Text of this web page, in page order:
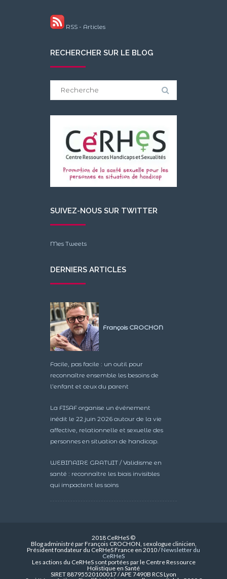
RSS - Articles
RECHERCHER SUR LE BLOG
SUIVEZ-NOUS SUR TWITTER
Mes Tweets
DERNIERS ARTICLES
François CROCHON
Facile, pas facile : un outil pour
reconnaître ensemble les besoins de
l’enfant et ceux du parent
La FISAF organise un événement
inédit le 22 juin 2026 autour de la vie
affective, relationnelle et sexuelle des
personnes en situation de handicap.
WEBINAIRE GRATUIT / Validisme en
santé : reconnaître les biais invisibles
qui impactent les soins
2018 CeRHeS ©
Blog administré par François CROCHON, sexologue clinicien,
Président fondateur du CeRHeS France en 2010 /Newsletter du
CeRHeS
Les actions du CeRHeS sont portées par le Centre Ressource
Holistique en Santé
SIRET 88795520100017 / APE 7490B RCS Lyon